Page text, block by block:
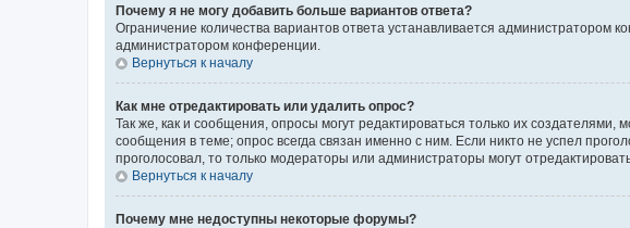
Почему я не могу добавить больше вариантов ответа?
Ограничение количества вариантов ответа устанавливается
администратором конференции.
Вернуться к началу
Как мне отредактировать или удалить опрос?
Так же, как и сообщения, опросы могут редактироваться только их
сообщения в теме; опрос всегда связан именно с ним. Если никто не успел
проголосовал, то только модераторы или администраторы могут
Вернуться к началу
Почему мне недоступны некоторые форумы?